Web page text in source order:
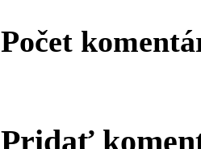
Počet
Pridať